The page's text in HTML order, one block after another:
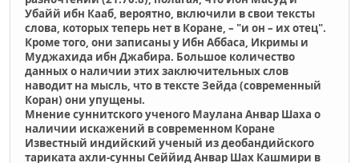
Убайй ибн Кааб, вероятно, включили в свои тексты
слова, которых теперь нет в Коране, – "и он – их отец".
Кроме того, они записаны у Ибн Аббаса, Икримы и
Муджахида ибн Джабира. Большое количество
данных о наличии этих заключительных слов
наводит на мысль, что в тексте Зейда (современный
Коран) они упущены.
Мнение cуннитского ученого Маулана Анвар Шаха о
наличии искажений в современном Коране
Известный индийский ученый из деобандийского
тариката ахли-сунны Сеййид Анвар Шах Кашмири в